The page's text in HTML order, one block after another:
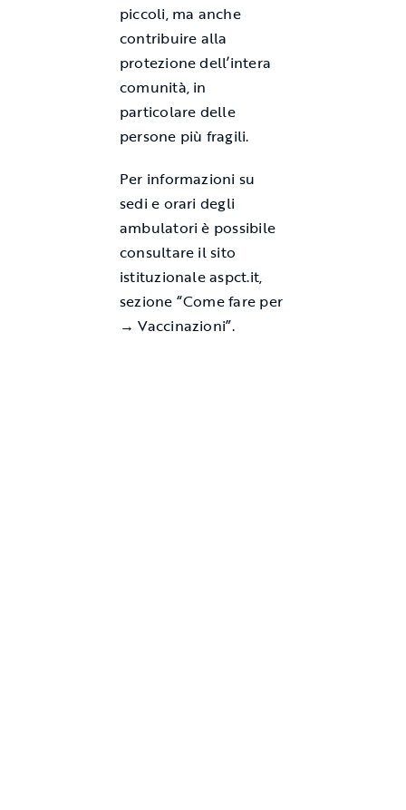
piccoli, ma anche
contribuire alla
protezione dell’intera
comunità, in
particolare delle
persone più fragili.
Per informazioni su
sedi e orari degli
ambulatori è possibile
consultare il sito
istituzionale aspct.it,
sezione “Come fare per
→ Vaccinazioni”.